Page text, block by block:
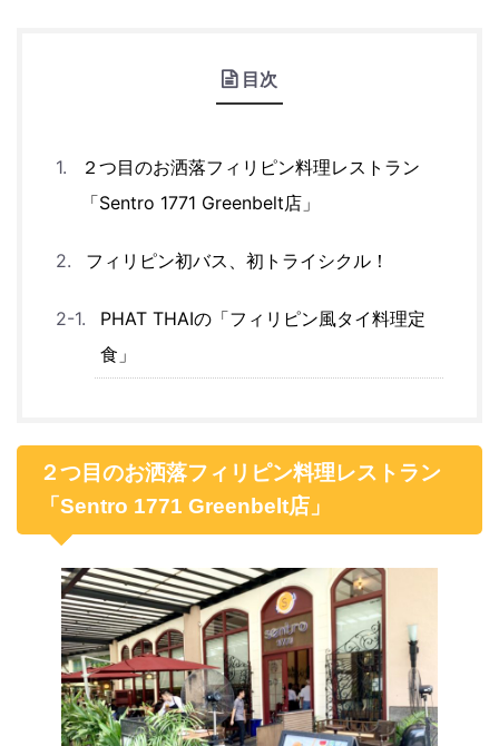
目次
２つ目のお洒落フィリピン料理レストラン
「Sentro 1771 Greenbelt店」
フィリピン初バス、初トライシクル！
PHAT THAIの「フィリピン風タイ料理定
食」
２つ目のお洒落フィリピン料理レストラン
「Sentro 1771 Greenbelt店」